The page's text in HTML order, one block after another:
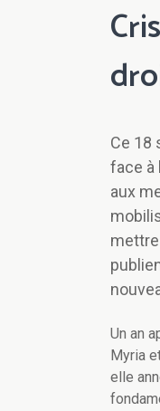
Ce 18
face à
aux
Un an
Myria
elle